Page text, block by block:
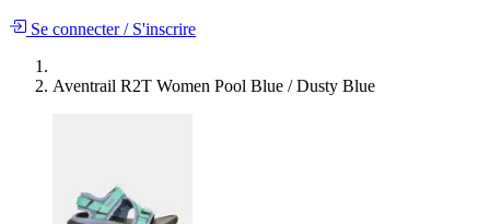
Se connecter/S'inscrire
Aventrail R2T Women Pool Blue / Dusty Blue